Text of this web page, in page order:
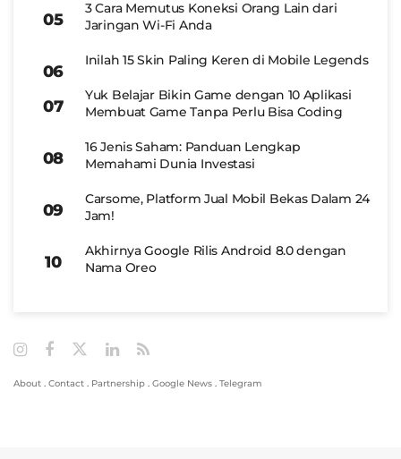
3 Cara Memutus Koneksi Orang Lain dari
Jaringan Wi-Fi Anda
Inilah 15 Skin Paling Keren di Mobile Legends
Yuk Belajar Bikin Game dengan 10 Aplikasi
Membuat Game Tanpa Perlu Bisa Coding
16 Jenis Saham: Panduan Lengkap
Memahami Dunia Investasi
Carsome, Platform Jual Mobil Bekas Dalam 24
Jam!
Akhirnya Google Rilis Android 8.0 dengan
Nama Oreo
About . Contact . Partnership . Google News . Telegram